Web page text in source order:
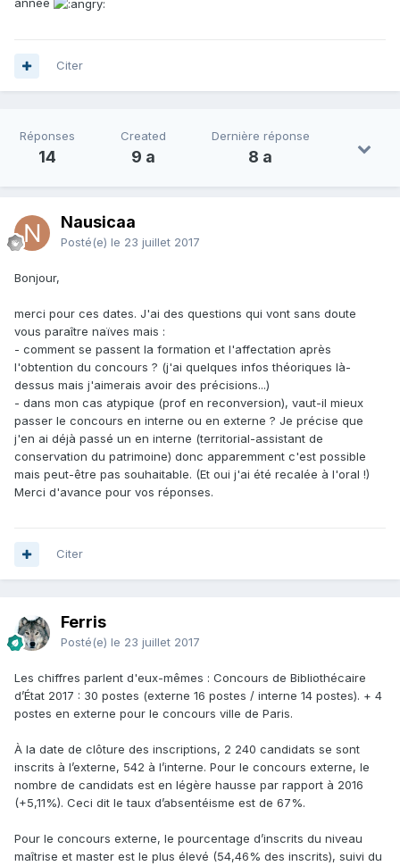
Citer
Réponses
14
Created
9 a
Dernière réponse
8 a
Nausicaa
Posté(e) le 23 juillet 2017
Bonjour,
merci pour ces dates. J'ai des questions qui vont sans doute
vous paraître naïves mais :
- comment se passent la formation et l'affectation après
l'obtention du concours ? (j'ai quelques infos théoriques là-
dessus mais j'aimerais avoir des précisions...)
- dans mon cas atypique (prof en reconversion), vaut-il mieux
passer le concours en interne ou en externe ? Je précise que
j'en ai déjà passé un en interne (territorial-assistant de
conservation du patrimoine) donc apparemment c'est possible
mais peut-être pas souhaitable. (Et oui j'ai été recalée à l'oral !)
Merci d'avance pour vos réponses.
Citer
Ferris
Posté(e) le 23 juillet 2017
Les chiffres parlent d'eux-mêmes : Concours de Bibliothécaire
d’État 2017 : 30 postes (externe 16 postes / interne 14 postes). + 4
postes en externe pour le concours ville de Paris.
À la date de clôture des inscriptions, 2 240 candidats se sont
inscrits à l’externe, 542 à l’interne. Pour le concours externe, le
nombre de candidats est en légère hausse par rapport à 2016
(+5,11%). Ceci dit le taux d’absentéisme est de 67%.
Pour le concours externe, le pourcentage d’inscrits du niveau
maîtrise et master est le plus élevé (54,46% des inscrits), suivi du